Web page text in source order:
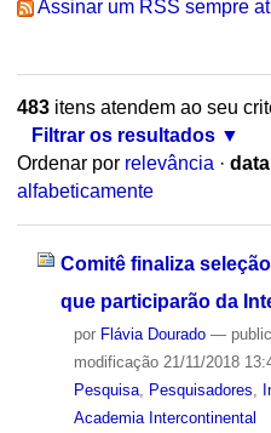
Assinar um RSS sempre
483itens atendem ao seu
Filtrar os resultados
Ordenar por relevância ·
alfabeticamente
Comitê finaliza
que participarão da
por Flávia Dourado —
modificação21/11/2018
Pesquisa, Pesquisadores
Academia Intercontinental